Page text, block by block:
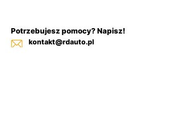
Potrzebujesz pomocy? Napisz!
kontakt@rdauto.pl